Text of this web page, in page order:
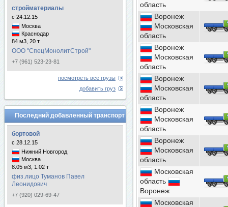
стройматериалы
с 24.12.15
Москва
Краснодар
84 м3, 20 т
ООО "СпецМонолитСтрой"
+7 (961) 523-23-81
посмотреть все грузы
добавить груз
Последний добавленный транспорт
бортовой
с 28.12.15
Нижний Новгород
Москва
8.05 м3, 1.02 т
физ.лицо Туманов Павел
Леонидович
+7 (920) 029-69-47
область
Воронеж
Московская
область
Воронеж
Московская
область
Воронеж
Московская
область
Воронеж
Московская
область
Воронеж
Московская
область
Московская
область
Воронеж
Московская